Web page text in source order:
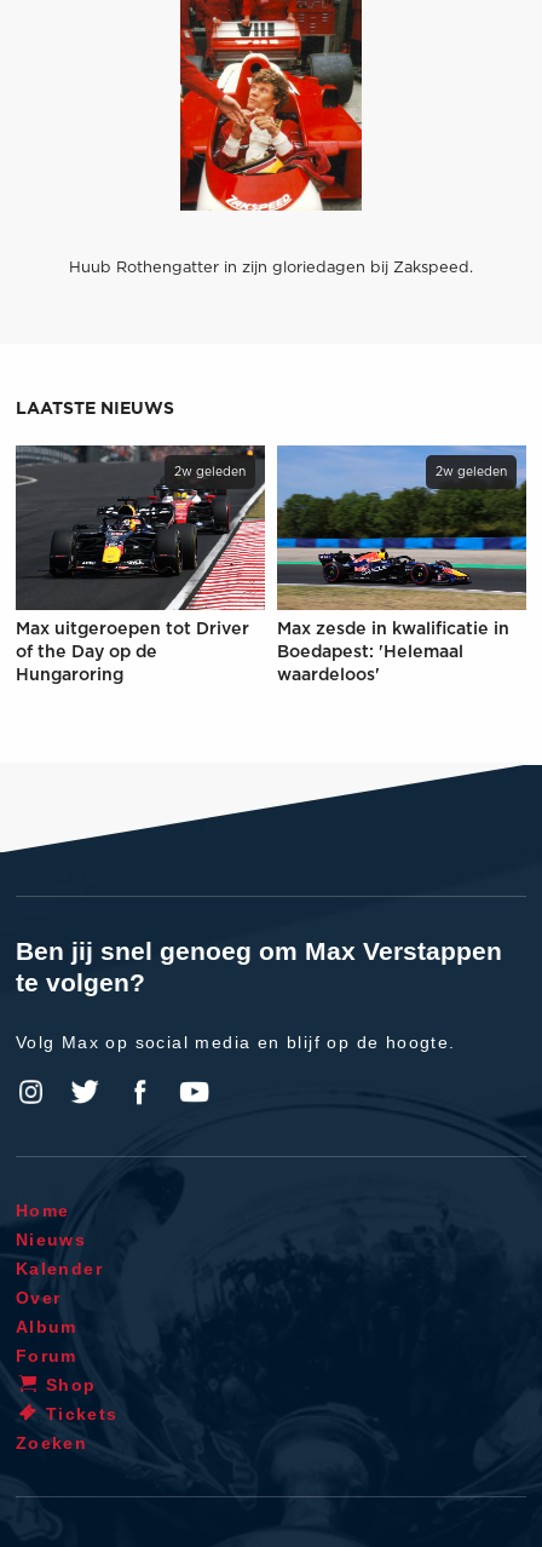
Huub Rothengatter in zijn gloriedagen bij Zakspeed.
LAATSTE NIEUWS
2w geleden
Max uitgeroepen tot Driver
of the Day op de
Hungaroring
2w geleden
Max zesde in kwalificatie in
Boedapest: 'Helemaal
waardeloos'
Ben jij snel genoeg om Max Verstappen
te volgen?
Volg Max op social media en blijf op de hoogte.
Home
Nieuws
Kalender
Over
Album
Forum
Shop
Tickets
Zoeken